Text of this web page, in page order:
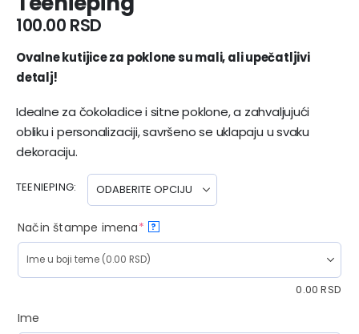
100.00 RSD
Ovalne kutijice za poklone su mali, ali upečatljivi
detalj!
Idealne za čokoladice i sitne poklone, a zahvaljujući
obliku i personalizaciji, savršeno se uklapaju u svaku
dekoraciju.
TEENIEPING
Način štampe imena* ?
0.00RSD
Ime